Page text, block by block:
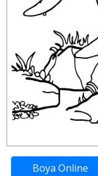
Boya Online